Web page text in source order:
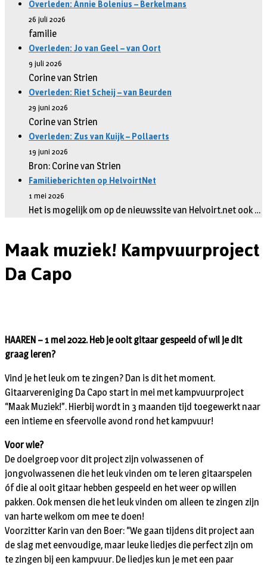
Overleden: Annie Bolenius – Berkelmans
26 juli 2026
familie
Overleden: Jo van Geel – van Oort
9 juli 2026
Corine van Strien
Overleden: Riet Scheij – van Beurden
29 juni 2026
Corine van Strien
Overleden: Zus van Kuijk – Pollaerts
19 juni 2026
Bron: Corine van Strien
Familieberichten op HelvoirtNet
1 mei 2026
Het is mogelijk om op de nieuwssite van Helvoirt.net ook …
Maak muziek! Kampvuurproject
Da Capo
HAAREN – 1 mei 2022. Heb je ooit gitaar gespeeld of wil je dit
graag leren?
Vind je het leuk om te zingen? Dan is dit het moment.
Gitaarvereniging Da Capo start in mei met kampvuurproject
“Maak Muziek!”. Hierbij wordt in 3 maanden tijd toegewerkt naar
een intieme en sfeervolle avond rond het kampvuur!
Voor wie?
De doelgroep voor dit project zijn volwassenen of
jongvolwassenen die het leuk vinden om te leren gitaarspelen
óf die al ooit gitaar hebben gespeeld en het weer op willen
pakken. Ook mensen die het leuk vinden om alleen te zingen zijn
van harte welkom om mee te doen!
Voorzitter Karin van den Boer: “We gaan tijdens dit project aan
de slag met eenvoudige, maar leuke liedjes die perfect zijn om
te zingen bij een kampvuur. De liedjes kun je met een paar